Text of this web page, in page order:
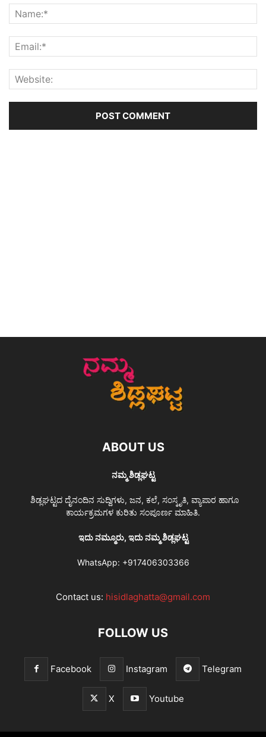
ABOUT US
ನಮ್ಮ ಶಿಡ್ಲಘಟ್ಟ
ಶಿಡ್ಲಘಟ್ಟದ ದೈನಂದಿನ ಸುದ್ದಿಗಳು, ಜನ, ಕಲೆ, ಸಂಸ್ಕೃತಿ, ವ್ಯಾಪಾರ ಹಾಗೂ
ಕಾರ್ಯಕ್ರಮಗಳ ಕುರಿತು ಸಂಪೂರ್ಣ ಮಾಹಿತಿ.
ಇದು ನಮ್ಮೂರು, ಇದು ನಮ್ಮ ಶಿಡ್ಲಘಟ್ಟ
WhatsApp: +917406303366
Contact us: hisidlaghatta@gmail.com
FOLLOW US
Facebook Instagram Telegram
X Youtube